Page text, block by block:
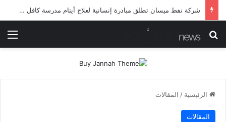
شرطة ميسان تلقي القبض على مطلقي العيارات النارية أثناء تشييع جنائزي في العمارة
بحث عن
الرئيسية / المقالات
المقالات